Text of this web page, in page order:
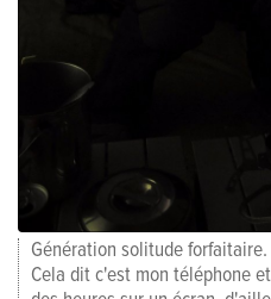
Génération solitude forfaitaire.
Cela dit c'est mon téléphone